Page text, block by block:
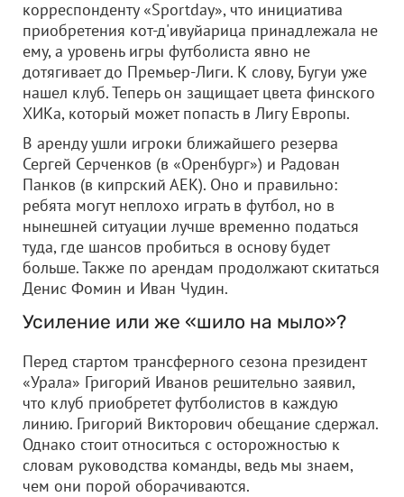
корреспонденту «Sportday», что инициатива
приобретения кот-д'ивуйарица принадлежала не
ему, а уровень игры футболиста явно не
дотягивает до Премьер-Лиги. К слову, Бугуи уже
нашел клуб. Теперь он защищает цвета финского
ХИКа, который может попасть в Лигу Европы.
В аренду ушли игроки ближайшего резерва
Сергей Серченков (в «Оренбург») и Радован
Панков (в кипрский АЕК). Оно и правильно:
ребята могут неплохо играть в футбол, но в
нынешней ситуации лучше временно податься
туда, где шансов пробиться в основу будет
больше. Также по арендам продолжают скитаться
Денис Фомин и Иван Чудин.
Усиление или же «шило на мыло»?
Перед стартом трансферного сезона президент
«Урала» Григорий Иванов решительно заявил,
что клуб приобретет футболистов в каждую
линию. Григорий Викторович обещание сдержал.
Однако стоит относиться с осторожностью к
словам руководства команды, ведь мы знаем,
чем они порой оборачиваются.